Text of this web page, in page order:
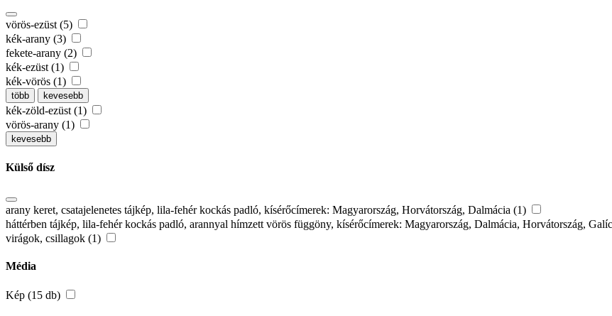
vörös-ezüst (5)
kék-arany (3)
fekete-arany (2)
kék-ezüst (1)
kék-vörös (1)
több kevesebb
kék-zöld-ezüst (1)
vörös-arany (1)
kevesebb
Külső dísz
arany keret, csatajelenetes tájkép, lila-fehér kockás padló, kísérőcímerek: Magyarország, Horvátország, Dalmácia (1)
háttérben tájkép, lila-fehér kockás padló, arannyal hímzett vörös függöny, kísérőcímerek: Magyarország, Dalmácia, Horvátország,
virágok, csillagok (1)
Média
Kép (15 db)